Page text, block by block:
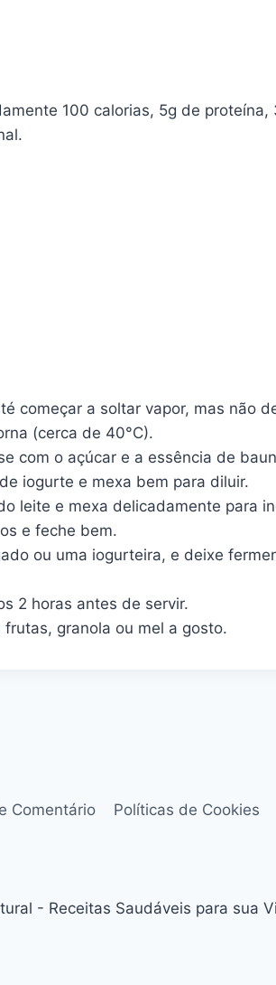
100 calorias, 5g de
começar a soltar vapor, mas não
(cerca de 40°C).
com o açúcar e a essência de
iogurte e mexa bem para diluir.
leite e mexa delicadamente para
e feche bem.
ou uma iogurteira, e deixe
2 horas antes de servir.
granola ou mel a gosto.
Comentário Políticas de Cookies
- Receitas Saudáveis para sua